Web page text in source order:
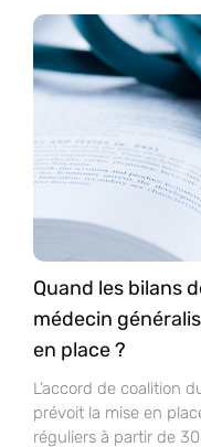
Quand les bilans
médecin
en place ?
L’accord de coalition
prévoit la mise en
réguliers à partir de